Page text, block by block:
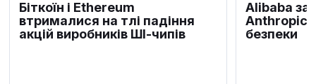
Біткоїн і Ethereum
втрималися на тлі падіння
акцій виробників ШІ-чипів
Alibaba
Anthropic
безпеки